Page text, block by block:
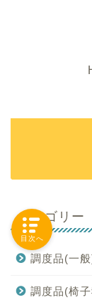
カテゴリー
調度品(一
調度品(椅
目次へ